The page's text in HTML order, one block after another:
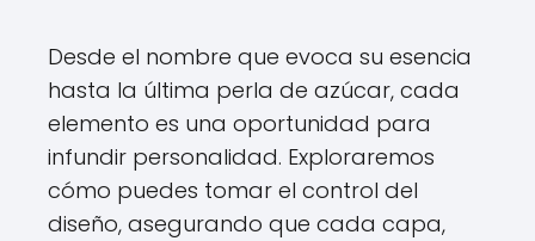
Desde el nombre que evoca su esencia
hasta la última perla de azúcar, cada
elemento es una oportunidad para
infundir personalidad. Exploraremos
cómo puedes tomar el control del
diseño, asegurando que cada capa,